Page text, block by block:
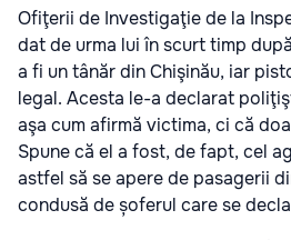
Ofiţerii de Investigaţie de la
dat de urma lui în scurt timp
a fi un tânăr din Chişinău, iar
legal. Acesta le-a declarat
aşa cum afirmă victima, ci că
Spune că el a fost, de fapt, cel
astfel să se apere de pasagerii
condusă de șoferul care se